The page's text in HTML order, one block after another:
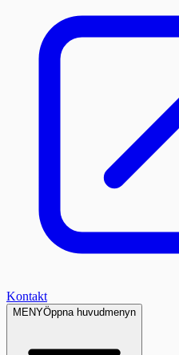
Kontakt
MENYÖppna huvudmenyn